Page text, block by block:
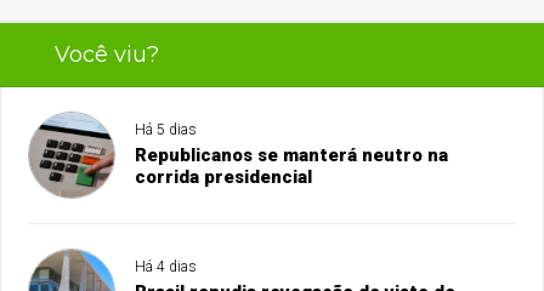
Você viu?
Há 5 dias
Republicanos se manterá neutro na
corrida presidencial
Há 4 dias